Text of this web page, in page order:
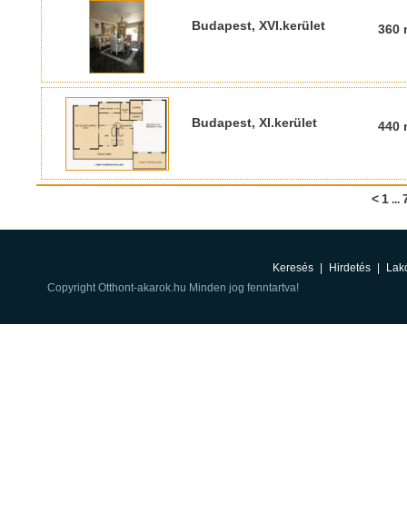
Budapest, XVI.kerület 360
Budapest, XI.kerület 440
< 1 ...
Keresés Hirdetés
Copyright Otthont-akarok.hu Minden jog fenntartva!